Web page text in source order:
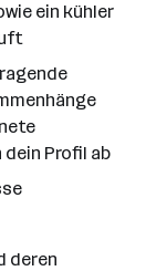
ein kühler
Profil ab
deren